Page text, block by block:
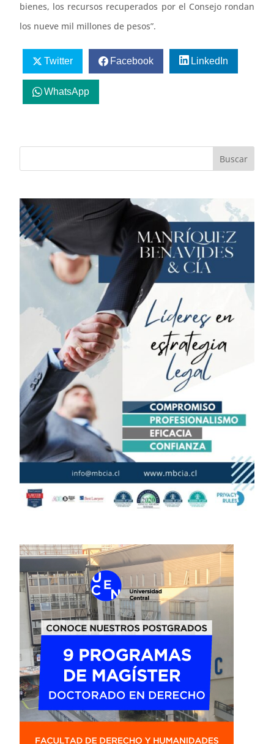
bienes, los recursos recuperados por el Consejo rondan
los nueve mil millones de pesos”.
Twitter Facebook LinkedIn
WhatsApp